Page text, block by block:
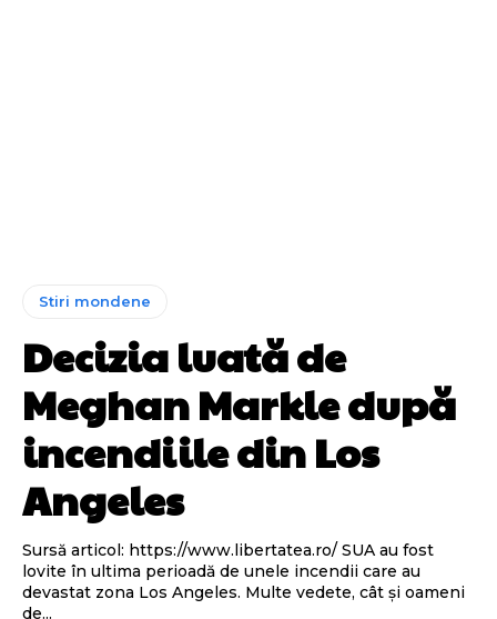
Stiri mondene
Decizia luată de
Meghan Markle după
incendiile din Los
Angeles
Sursă articol: https://www.libertatea.ro/ SUA au fost
lovite în ultima perioadă de unele incendii care au
devastat zona Los Angeles. Multe vedete, cât și oameni
de...